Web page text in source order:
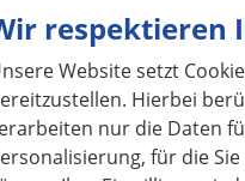
Scala
Lieferzeit: ca. 4 Monate
1060101
Kraftstoff Benzin
respektieren
Website setzt
Hierbei
nur die Daten
für die